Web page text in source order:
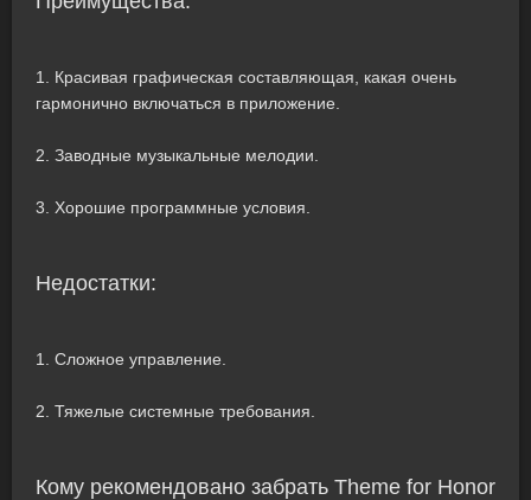
1. Красивая графическая составляющая, какая очень
гармонично включаться в приложение.
2. Заводные музыкальные мелодии.
3. Хорошие программные условия.
Недостатки:
1. Сложное управление.
2. Тяжелые системные требования.
Кому рекомендовано забрать Theme for Honor